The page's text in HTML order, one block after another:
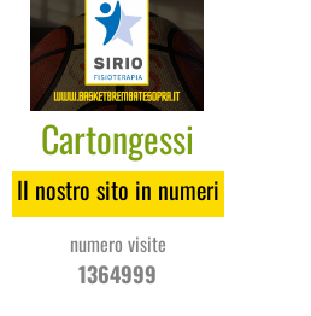
Cartongessi
Coges
Il nostro sito in numeri
numero visite
1364999